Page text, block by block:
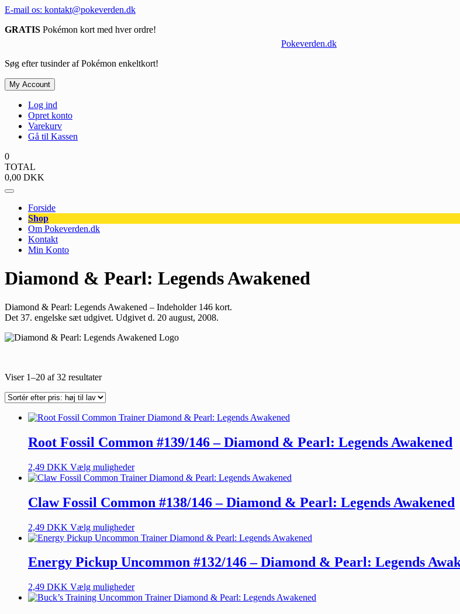
Spring
indhold
E-mail os: kontakt@pokeverden.dk
GRATIS Pokémon kort med hver ordre!
Pokeverden.dk
Søg efter tusinder af Pokémon enkeltkort!
My Account
Log ind
Opret konto
Varekurv
Gå til Kassen
0
TOTAL
0,00 DKK
Forside
Shop
Om Pokeverden.dk
Kontakt
Min Konto
Diamond & Pearl: Legends Awakened
Diamond & Pearl: Legends Awakened – Indeholder 146 kort.
Det 37. engelske sæt udgivet. Udgivet d. 20 august, 2008.
Viser 1–20 af 32 resultater
Root Fossil Common #139/146 – Diamond & Pearl: Legends Awakened
2,49 DKK Vælg muligheder
Claw Fossil Common #138/146 – Diamond & Pearl: Legends Awakened
2,49 DKK Vælg muligheder
Energy Pickup Uncommon #132/146 – Diamond & Pearl: Legends
2,49 DKK Vælg muligheder